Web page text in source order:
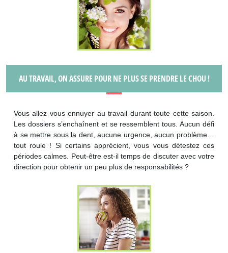
AU TRAVAIL, ON ASSURE POUR NE PLUS SE PRENDRE LE CHOU !
Vous allez vous ennuyer au travail durant toute cette saison.
Les dossiers s’enchaînent et se ressemblent tous. Aucun défi
à se mettre sous la dent, aucune urgence, aucun problème…
tout roule ! Si certains apprécient, vous vous détestez ces
périodes calmes. Peut-être est-il temps de discuter avec votre
direction pour obtenir un peu plus de responsabilités ?